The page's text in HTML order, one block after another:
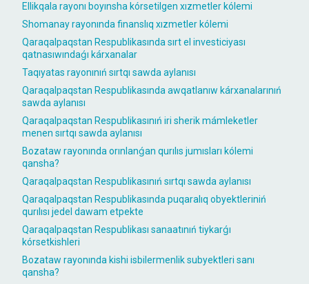
Ellikqala rayonı boyınsha kórsetilgen xızmetler kólemi
Shomanay rayonında finanslıq xızmetler kólemi
Qaraqalpaqstan Respublikasında sırt el investiciyası
qatnasıwındaǵı kárxanalar
Taqıyatas rayonınıń sırtqı sawda aylanısı
Qaraqalpaqstan Respublikasında awqatlanıw kárxanalarınıń
sawda aylanısı
Qaraqalpaqstan Respublikasınıń iri sherik mámleketler
menen sırtqı sawda aylanısı
Bozataw rayonında orınlanǵan qurılıs jumısları kólemi
qansha?
Qaraqalpaqstan Respublikasınıń sırtqı sawda aylanısı
Qaraqalpaqstan Respublikasında puqaralıq obyektleriniń
qurılısı jedel dawam etpekte
Qaraqalpaqstan Respublikası sanaatınıń tiykarǵı
kórsetkishleri
Bozataw rayonında kishi isbilermenlik subyektleri sanı
qansha?